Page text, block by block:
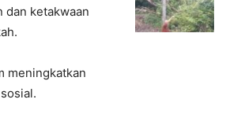
dan ketakwaan
meningkatkan